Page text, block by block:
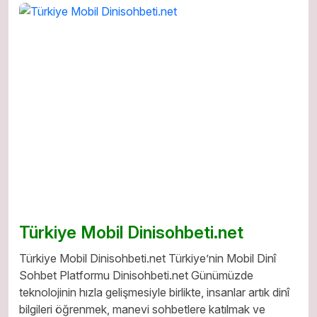
Türkiye Mobil Dinisohbeti.net
Türkiye Mobil Dinisohbeti.net Türkiye’nin Mobil Dinî
Sohbet Platformu Dinisohbeti.net Günümüzde
teknolojinin hızla gelişmesiyle birlikte, insanlar artık dinî
bilgileri öğrenmek, manevi sohbetlere katılmak ve